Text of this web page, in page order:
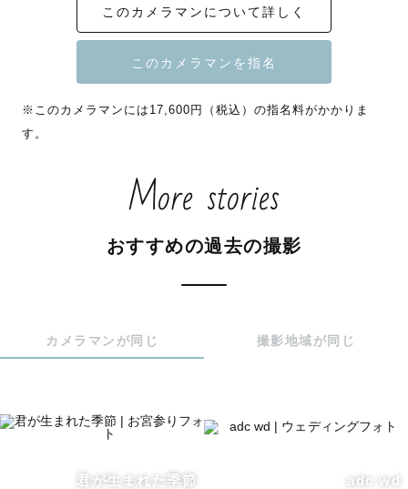
▷▷ﾘﾋﾟｰﾀｰ様・ｼﾝｸﾞﾙﾏｻﾞｰ・ｼﾝｸﾞﾙﾌｧｻﾞｰのゲストは指名
料/値引きいたします😌ご申告ください。
▷▷母子、父子だけのちょっとした撮影がしたい方もちょ
っぴりお安いプランをご案内可能なので、問い合わせくだ
さい。
されたゲストのみです
🎖【IPA（国際写真コンテスト)】2023wedding部門佳作受
📺パンサー尾形貴弘と狩野英孝の全力おたすけバラエティ
このカメラマンについて詳しく
※このカメラマンには17,600円（税込）の指名料がかかりま
す。
More stories
おすすめの過去の撮影
カメラマンが同じ 撮影地域が同じ
君が生まれた季節 adc wd